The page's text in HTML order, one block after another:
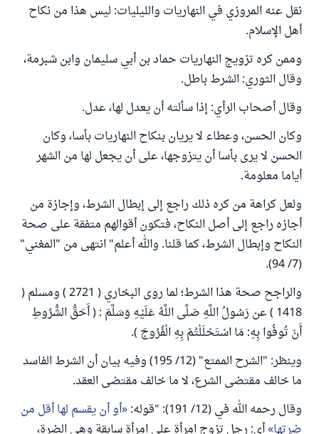
نقل عنه المروزي في النهاريات والليليات: ليس هذا من نكاح
أهل الإسلام.
وممن كره تزويج النهاريات حماد بن أبي سليمان وابن شبرمة،
وقال الثوري: الشرط باطل.
وقال أصحاب الرأي: إذا سألته أن يعدل لها، عدل.
وكان الحسن، وعطاء لا يريان بنكاح النهاريات بأسا، وكان
الحسن لا يرى بأسا أن يتزوجها، على أن يجعل لها من الشهر
أياما معلومة.
ولعل كراهة من كره ذلك راجع إلى إبطال الشرط، وإجازة من
أجازه راجع إلى أصل النكاح، فتكون أقوالهم متفقة على صحة
النكاح وإبطال الشرط، كما قلنا. والله أعلم" انتهى من "المغني"
(7/ 94).
والراجح صحة هذا الشرط؛ لما روى البخاري ( 2721 ) ومسلم (
1418 ) عن رَسُولُ اللَّهِ صَلَّى اللَّهُ عَلَيْهِ وَسَلَّمَ : ( أَحَقُّ الشُّرُوطِ
أَنْ تُوفُوا بِهِ: مَا اسْتَحْلَلْتُمْ بِهِ الْفُرُوجَ ).
وينظر: "الشرح الممتع" (12/ 195) وفيه بيان أن الشرط الفاسد
ما خالف مقتضى الشرع، لا ما خالف مقتضى العقد.
وقال رحمه الله في (12/ 191): "قوله:
أو أن يقسم لها أقل من
ضرتها أي: رجل تزوج امرأة على امرأة سابقة وهي الضرة،